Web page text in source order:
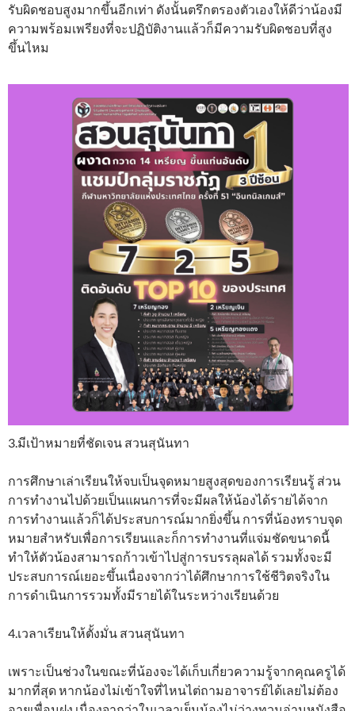
รับผิดชอบสูงมากขึ้นอีกเท่า ดังนั้นตรึกตรองตัวเองให้ดีว่าน้องมี
ความพร้อมเพรียงที่จะปฏิบัติงานแล้วก็มีความรับผิดชอบที่สูง
ขึ้นไหม
3.มีเป้าหมายที่ชัดเจน สวนสุนันทา
การศึกษาเล่าเรียนให้จบเป็นจุดหมายสูงสุดของการเรียนรู้ ส่วน
การทำงานไปด้วยเป็นแผนการที่จะมีผลให้น้องได้รายได้จาก
การทำงานแล้วก็ได้ประสบการณ์มากยิ่งขึ้น การที่น้องทราบจุด
หมายสำหรับเพื่อการเรียนและก็การทำงานที่แจ่มชัดขนาดนี้
ทำให้ตัวน้องสามารถก้าวเข้าไปสู่การบรรลุผลได้ รวมทั้งจะมี
ประสบการณ์เยอะขึ้นเนื่องจากว่าได้ศึกษาการใช้ชีวิตจริงใน
การดำเนินการรวมทั้งมีรายได้ในระหว่างเรียนด้วย
4.เวลาเรียนให้ตั้งมั่น สวนสุนันทา
เพราะเป็นช่วงในขณะที่น้องจะได้เก็บเกี่ยวความรู้จากคุณครูได้
มากที่สุด หากน้องไม่เข้าใจที่ไหนไต่ถามอาจารย์ได้เลยไม่ต้อง